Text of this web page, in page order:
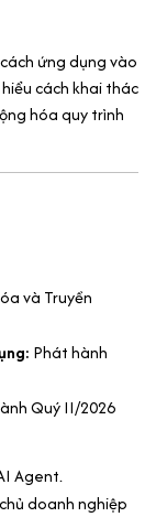
ứng dụng vào
cách khai thác
hóa quy trình
và Truyền
Phát hành
Quý II/2026
Agent.
doanh nghiệp